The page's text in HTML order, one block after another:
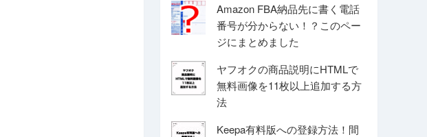
Amazon FBA納品先に書く電話
番号が分からない！？このペー
ジにまとめました
ヤフオクの商品説明にHTMLで
無料画像を11枚以上追加する方
法
Keepa有料版への登録方法！間